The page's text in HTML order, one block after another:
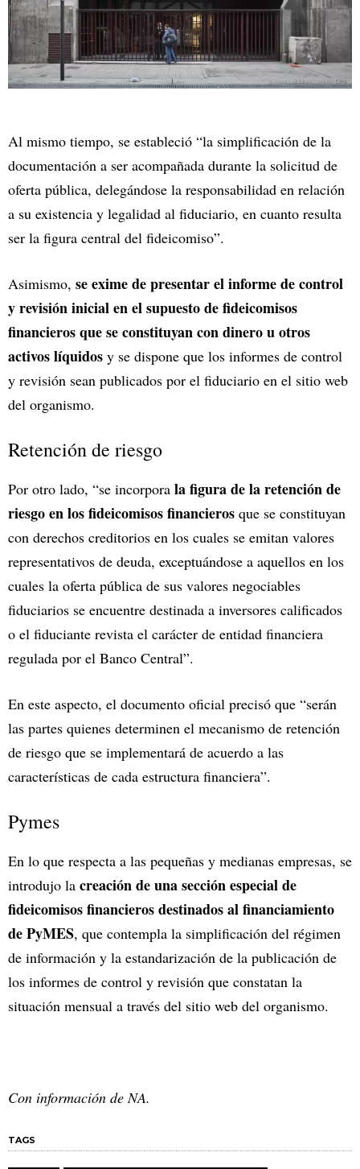
Al mismo tiempo, se estableció “la simplificación de la
documentación a ser acompañada durante la solicitud de
oferta pública, delegándose la responsabilidad en relación
a su existencia y legalidad al fiduciario, en cuanto resulta
ser la figura central del fideicomiso”.
Asimismo, se exime de presentar el informe de control
y revisión inicial en el supuesto de fideicomisos
financieros que se constituyan con dinero u otros
activos líquidos y se dispone que los informes de control
y revisión sean publicados por el fiduciario en el sitio web
del organismo.
Retención de riesgo
Por otro lado, “se incorpora la figura de la retención de
riesgo en los fideicomisos financieros que se constituyan
con derechos creditorios en los cuales se emitan valores
representativos de deuda, exceptuándose a aquellos en los
cuales la oferta pública de sus valores negociables
fiduciarios se encuentre destinada a inversores calificados
o el fiduciante revista el carácter de entidad financiera
regulada por el Banco Central”.
En este aspecto, el documento oficial precisó que “serán
las partes quienes determinen el mecanismo de retención
de riesgo que se implementará de acuerdo a las
características de cada estructura financiera”.
Pymes
En lo que respecta a las pequeñas y medianas empresas, se
introdujo la creación de una sección especial de
fideicomisos financieros destinados al financiamiento
de PyMES, que contempla la simplificación del régimen
de información y la estandarización de la publicación de
los informes de control y revisión que constatan la
situación mensual a través del sitio web del organismo.
Con información de NA.
TAGS